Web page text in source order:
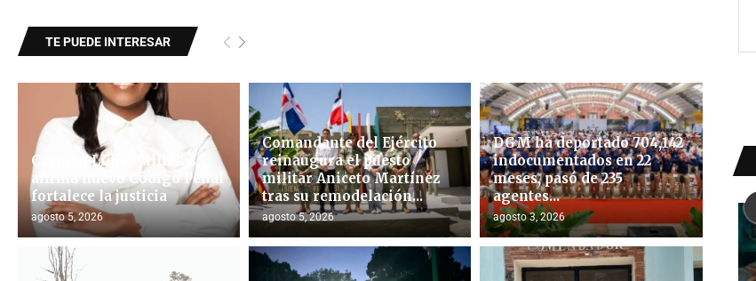
TE PUEDE INTERESAR
Carmen Lidia Williams
afirma nuevo Código Penal
fortalece la justicia
agosto 5, 2026
Comandante del Ejército
reinaugura el puesto
militar Aniceto Martínez
tras su remodelación...
agosto 5, 2026
DGM ha deportado 704,142
indocumentados en 22
meses, pasó de 235
agentes...
agosto 3, 2026